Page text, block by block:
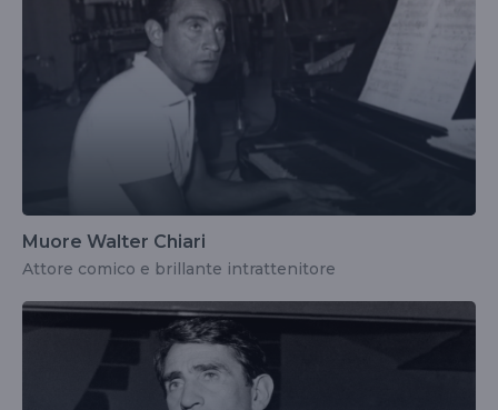
Muore Walter Chiari
Attore comico e brillante intrattenitore